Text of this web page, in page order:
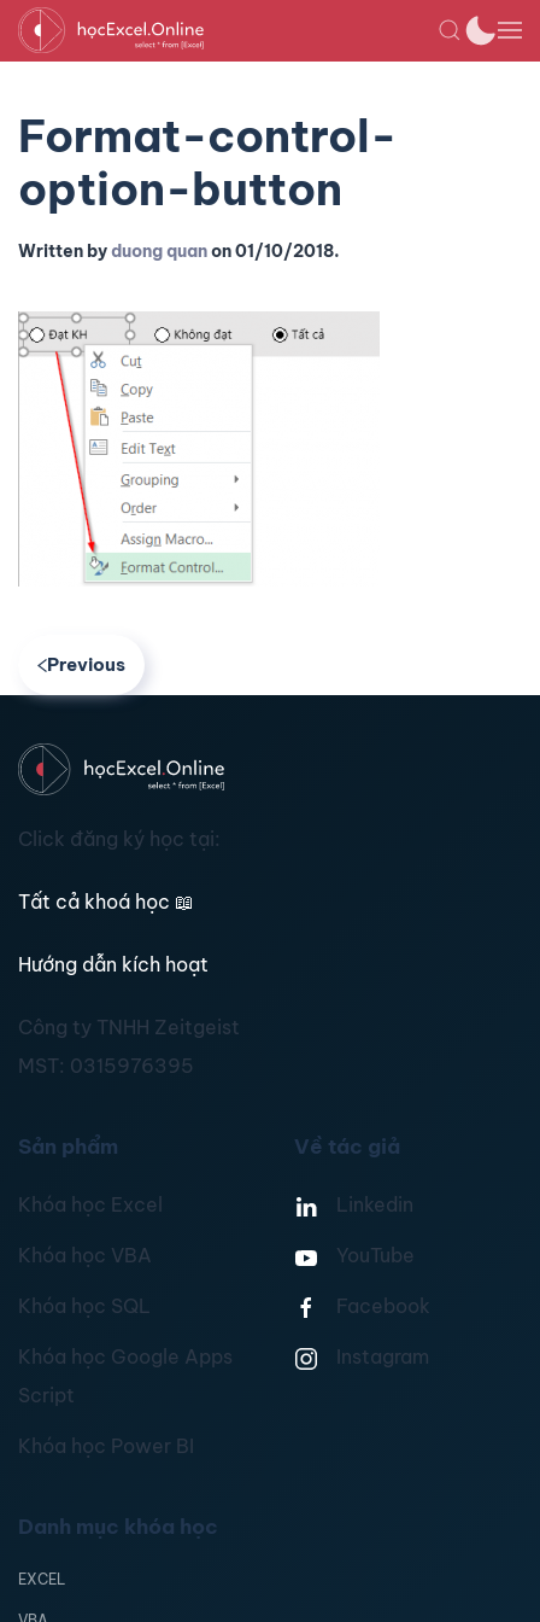
Format-control-
option-button
Written byduong quanon01/10/2018.
Previous
Click đăng ký học tại:
Tất cả khoá học 📖
Hướng dẫn kích hoạt
Công ty TNHH Zeitgeist
MST: 0315976395
Sản phẩm
Khóa học Excel
Khóa học VBA
Khóa học SQL
Khóa học Google Apps
Script
Khóa học Power BI
Về tác giả
Linkedin
YouTube
Facebook
Instagram
Danh mục khóa học
EXCEL